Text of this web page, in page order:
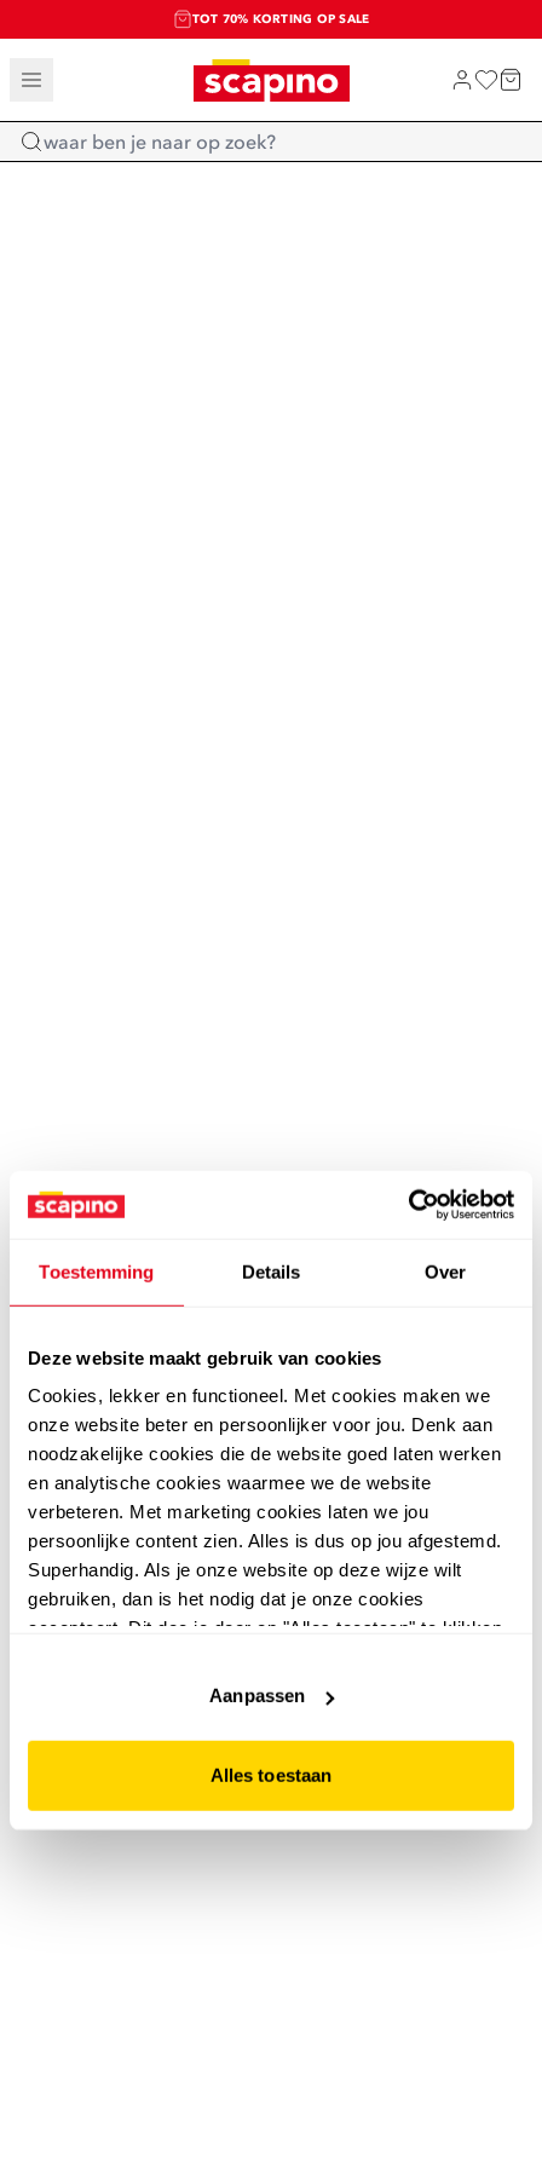
Toestemming Details Over
Deze website maakt gebruik van cookies
Cookies, lekker en functioneel. Met cookies maken we
onze website beter en persoonlijker voor jou. Denk aan
noodzakelijke cookies die de website goed laten werken
en analytische cookies waarmee we de website
verbeteren. Met marketing cookies laten we jou
persoonlijke content zien. Alles is dus op jou afgestemd.
Superhandig. Als je onze website op deze wijze wilt
gebruiken, dan is het nodig dat je onze cookies
accepteert. Dit doe je door op "Alles toestaan" te klikken.
website niet optimaal functioneert.
Aanpassen
Alles toestaan
TOT 70% KORTING OP SALE
SALE: LAATSTE KANS!
SHOP NIEUW
Home